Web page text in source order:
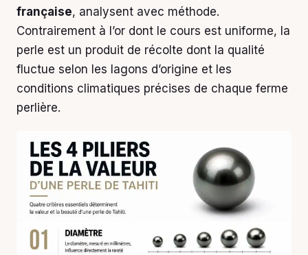
française, analysent avec méthode.
Contrairement à l’or dont le cours est uniforme, la
perle est un produit de récolte dont la qualité
fluctue selon les lagons d’origine et les
conditions climatiques précises de chaque ferme
perlière.